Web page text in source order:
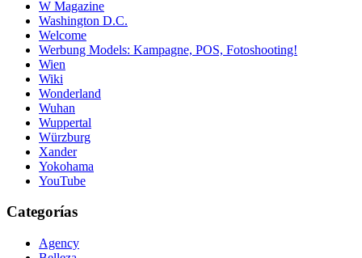
W Magazine
Washington D.C.
Welcome
Werbung Models: Kampagne, POS, Fotoshooting!
Wien
Wiki
Wonderland
Wuhan
Wuppertal
Würzburg
Xander
Yokohama
YouTube
Categorías
Agency